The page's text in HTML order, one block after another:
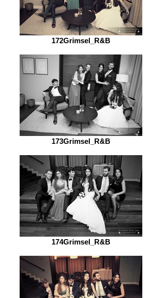
172Grimsel_R&B
173Grimsel_R&B
174Grimsel_R&B